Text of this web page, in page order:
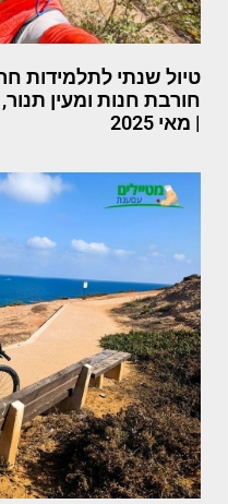
טיול שנתי לתלמידות
חורבת חנות ומעין
| מאי 2025